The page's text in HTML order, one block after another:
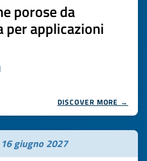
porose da
per applicazioni
DISCOVER MORE →
16 giugno 2027